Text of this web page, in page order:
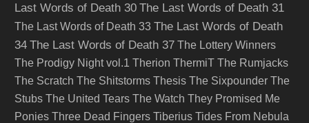
Last Words of Death 30 The Last Words of Death 31
The Last Words of Death 33 The Last Words of Death
34 The Last Words of Death 37 The Lottery Winners
The Prodigy Night vol.1 Therion ThermiT The Rumjacks
The Scratch The Shitstorms Thesis The Sixpounder The
Stubs The United Tears The Watch They Promised Me
Ponies Three Dead Fingers Tiberius Tides From Nebula